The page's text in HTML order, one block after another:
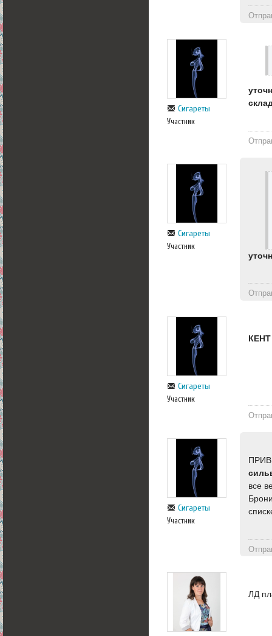
Сигареты
Участник
Сигареты
Участник
Сигареты
Участник
Сигареты
Участник
все
ЛД